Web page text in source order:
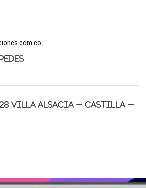
28 Villa Alsacia – Castilla –